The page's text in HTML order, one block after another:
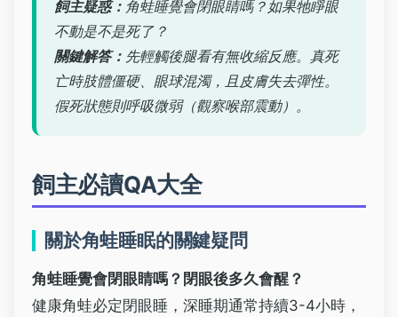
飼主疑惑： 角蛙睡覺會閉眼睛嗎？如果牠睜眼
不動是不是死了？
關鍵解答： 先輕觸後腿看有無收縮反應。真死
亡時肢體僵硬、眼球混濁，且皮膚失去彈性。
假死狀態則呼吸微弱（觀察喉部震動）。
飼主必讀QA大全
關於角蛙睡眠的關鍵疑問
角蛙睡覺會閉眼睛嗎？閉眼後多久會醒？
健康角蛙必定閉眼睡，深睡期通常持續3-4小時，